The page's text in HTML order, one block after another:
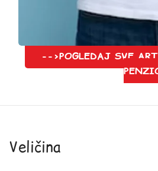
-->POGLEDAJ SVE
Veličina